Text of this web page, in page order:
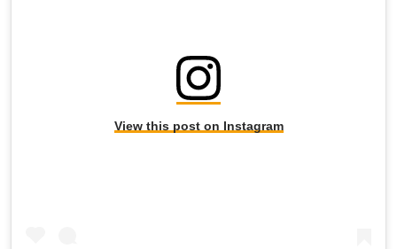
View this post on Instagram